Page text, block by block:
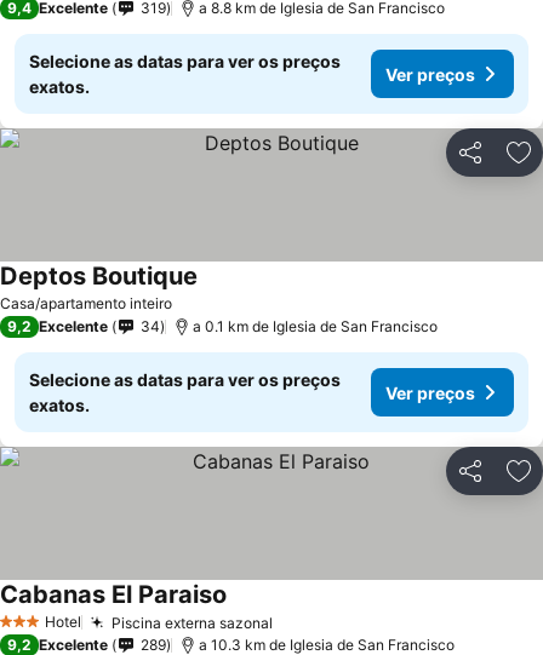
9,4 Excelente 319 a 8.8 km de Iglesia de San Francisco
Selecione as datas para ver os preços
exatos.
Ver preços
Partilhar
Casa/apartamento inteiro
Deptos Boutique
9,2 Excelente 34 a 0.1 km de Iglesia de San Francisco
Selecione as datas para ver os preços
exatos.
Ver preços
Partilhar
3 EstrelasHotel Piscina externa sazonal
Cabanas El Paraiso
9,2 Excelente 289 a 10.3 km de Iglesia de San Francisco